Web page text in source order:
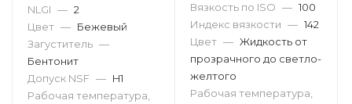
NLGI — 2
Цвет — Бежевый
Загуститель —
Бентонит
Допуск NSF — H1
Рабочая температура,
Вязкость по ISO — 100
Индекс вязкости — 142
Цвет — Жидкость от
прозрачного до светло-
желтого
Рабочая температура,